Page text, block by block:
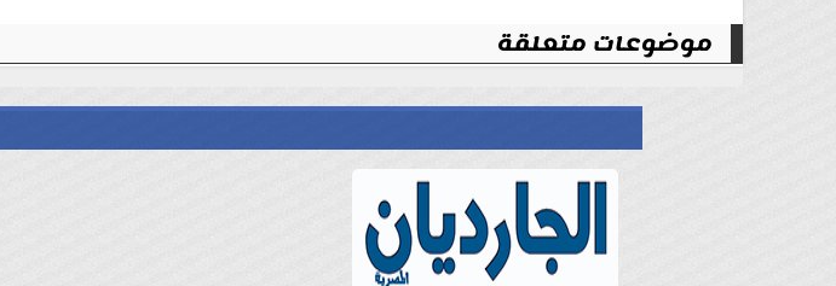
موضوعات متعلقة